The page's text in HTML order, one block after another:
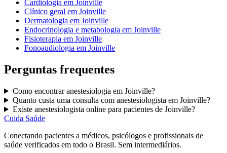
Cardiologia em Joinville
Clínico geral em Joinville
Dermatologia em Joinville
Endocrinologia e metabologia em Joinville
Fisioterapia em Joinville
Fonoaudiologia em Joinville
Perguntas frequentes
Como encontraranestesiologia em Joinville?
Quanto custa uma consulta com anestesiologista em Joinville?
Existe anestesiologista online para pacientes de Joinville?
Cuida Saúde
Conectando pacientes a médicos, psicólogos e profissionais de
saúde verificados em todo o Brasil. Sem intermediários.